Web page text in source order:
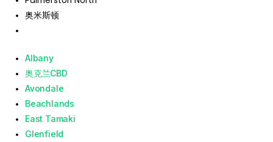
奥米斯顿
Albany
奥克兰CBD
Avondale
Beachlands
East Tamaki
Glenfield